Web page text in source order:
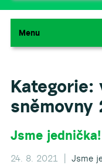
Menu
Kategorie:
sněmovny
Jsme jednička!
24. 8. 2021 |
Jsme